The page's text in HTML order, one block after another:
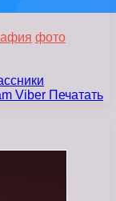
фото
Viber Печатать